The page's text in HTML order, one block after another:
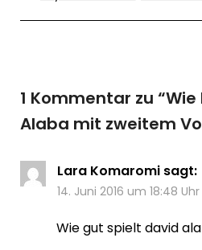
1 Kommentar zu “
Alaba mit zweitem
Lara Komaromi sagt:
14. Juni 2016 um 18:48 Uhr
Wie gut spielt david